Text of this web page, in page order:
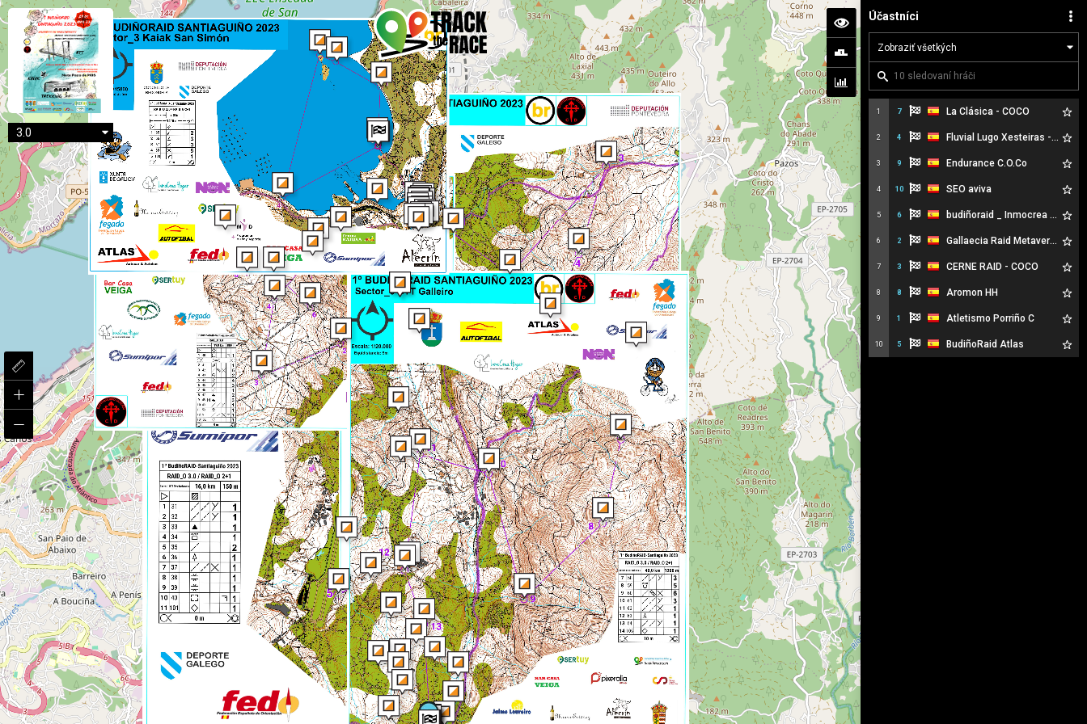
Účastníci
1 7 La Clásica - COCO
2 4 Fluvial Lugo Xesteiras - Os Barbas
3 9 Endurance C.O.Co
4 10 SEO aviva
5 6 budiñoraid _ Inmocrea Hogar
6 2 Gallaecia Raid Metaverso
7 3 CERNE RAID - COCO
8 8 Aromon HH
9 1 Atletismo Porriño C
10 5 BudiñoRaid Atlas